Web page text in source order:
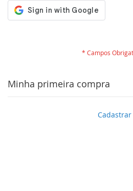
Minha primeira compra
Cadastrar